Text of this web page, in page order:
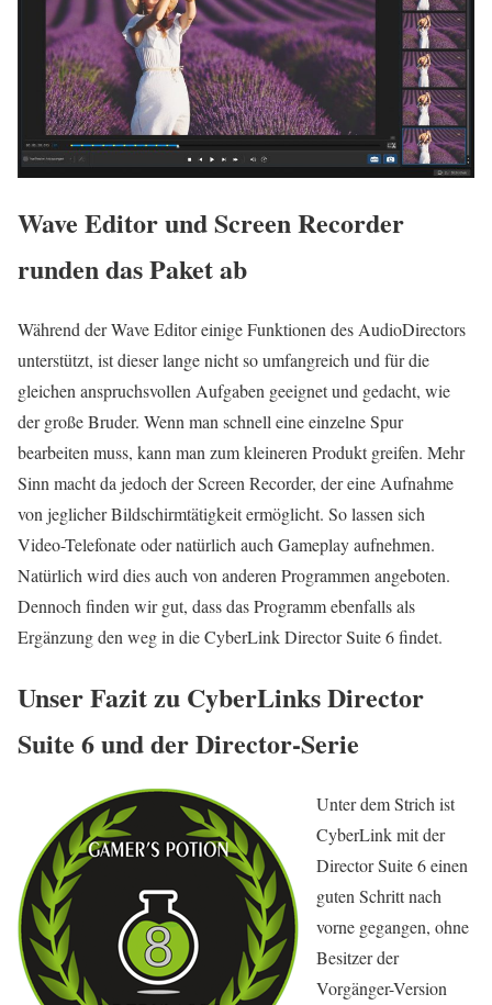
Wave Editor und Screen Recorder
runden das Paket ab
Während der Wave Editor einige Funktionen des AudioDirectors
unterstützt, ist dieser lange nicht so umfangreich und für die
gleichen anspruchsvollen Aufgaben geeignet und gedacht, wie
der große Bruder. Wenn man schnell eine einzelne Spur
bearbeiten muss, kann man zum kleineren Produkt greifen. Mehr
Sinn macht da jedoch der Screen Recorder, der eine Aufnahme
von jeglicher Bildschirmtätigkeit ermöglicht. So lassen sich
Video-Telefonate oder natürlich auch Gameplay aufnehmen.
Natürlich wird dies auch von anderen Programmen angeboten.
Dennoch finden wir gut, dass das Programm ebenfalls als
Ergänzung den weg in die CyberLink Director Suite 6 findet.
Unser Fazit zu CyberLinks Director
Suite 6 und der Director-Serie
Unter dem Strich ist
CyberLink mit der
Director Suite 6 einen
guten Schritt nach
vorne gegangen, ohne
Besitzer der
Vorgänger-Version